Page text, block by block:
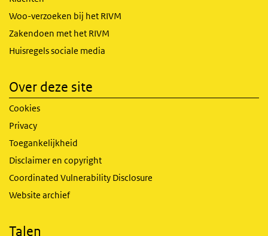
Woo-verzoeken bij het RIVM
Zakendoen met het RIVM
Huisregels sociale media
Over deze site
Cookies
Privacy
Toegankelijkheid
Disclaimer en copyright
Coordinated Vulnerability Disclosure
Website archief
Talen